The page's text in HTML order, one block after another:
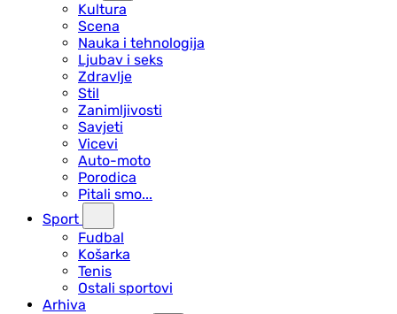
Kultura
Scena
Nauka i tehnologija
Ljubav i seks
Zdravlje
Stil
Zanimljivosti
Savjeti
Vicevi
Auto-moto
Porodica
Pitali smo...
Sport
Fudbal
Košarka
Tenis
Ostali sportovi
Arhiva